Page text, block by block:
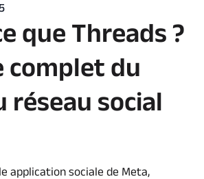
que Threads ?
complet du
réseau social
application sociale de Meta,